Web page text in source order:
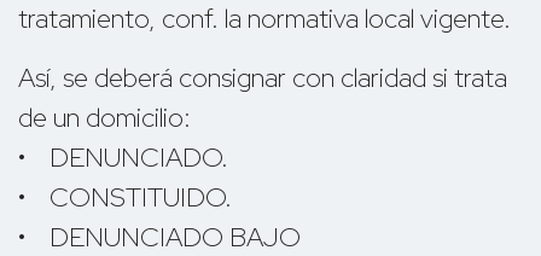
tratamiento, conf. la normativa local vigente.
Así, se deberá consignar con claridad si trata
de un domicilio:
• DENUNCIADO.
• CONSTITUIDO.
• DENUNCIADO BAJO